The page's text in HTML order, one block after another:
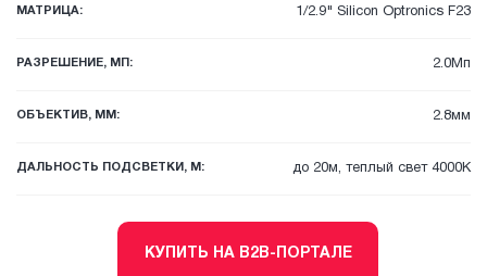
МАТРИЦА: 1/2.9" Silicon Optronics F23
РАЗРЕШЕНИЕ, МП: 2.0Мп
ОБЪЕКТИВ, ММ: 2.8мм
ДАЛЬНОСТЬ ПОДСВЕТКИ, М: до 20м, теплый свет 4000К
КУПИТЬ НА B2B-ПОРТАЛЕ